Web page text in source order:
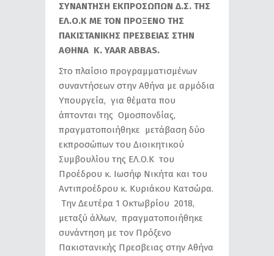
ΣΥΝΑNΤΗΣΗ ΕΚΠΡΟΣΩΠΩΝ Δ.Σ. ΤΗΣ
ΕΛ.Ο.Κ ΜΕ ΤΟΝ ΠΡΟΞΕΝΟ ΤΗΣ
ΠΑΚΙΣΤΑΝΙΚΗΣ ΠΡΕΣΒΕΙΑΣ ΣΤΗΝ
ΑΘΗΝΑ Κ. YAAR ABBAS.
Στο πλαίσιο προγραμματισμένων
συναντήσεων στην Αθήνα με αρμόδια
Υπουργεία, για θέματα που
άπτονται της Ομοσπονδίας,
πραγματοποιήθηκε μετάβαση δύο
εκπροσώπων του Διοικητικού
Συμβουλίου της ΕΛ.Ο.Κ του
Προέδρου κ. Ιωσήφ Νικήτα και του
Αντιπροέδρου κ. Κυριάκου Κατσώρα.
Την Δευτέρα 1 Οκτωβρίου 2018,
μεταξύ άλλων, πραγματοποιήθηκε
συνάντηση με τον Πρόξενο
Πακιστανικής Πρεσβειας στην Αθήνα